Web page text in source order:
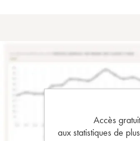
Accès
aux statistiques de